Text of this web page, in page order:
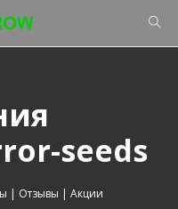
seeds
| Отзывы | Акции